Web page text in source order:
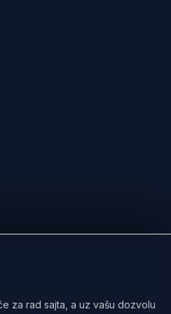
za rad sajta, a uz vašu dozvolu